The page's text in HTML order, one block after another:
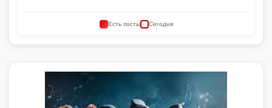
Есть посты Сегодня